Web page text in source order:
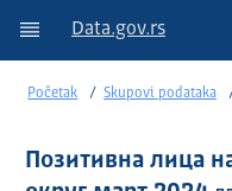
Data.gov.rs
Početak Skupovi podataka
Позитивна лица